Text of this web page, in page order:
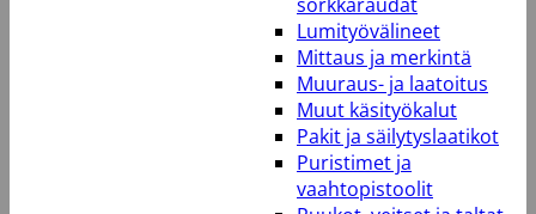
Lumityövälineet
Mittaus ja merkintä
Muuraus- ja laatoitus
Muut käsityökalut
Pakit ja säilytyslaatikot
Puristimet ja
vaahtopistoolit